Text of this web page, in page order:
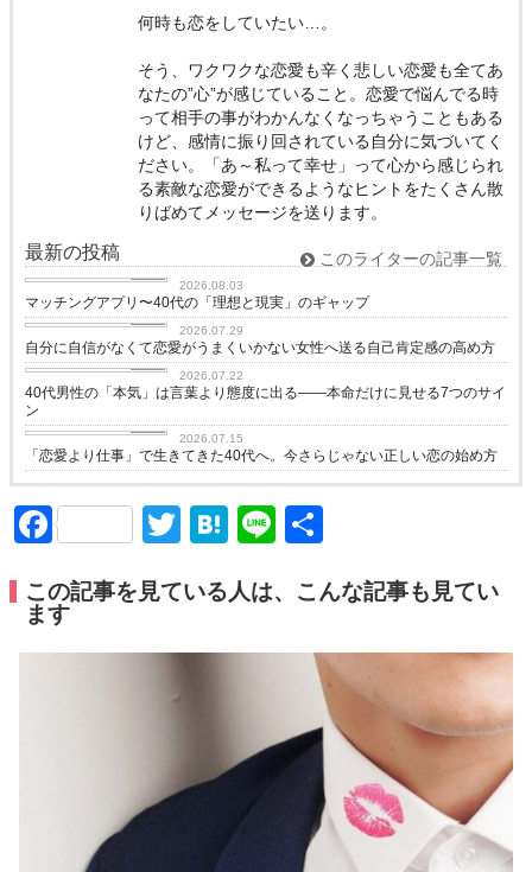
何時も恋をしていたい…。
そう、ワクワクな恋愛も辛く悲しい恋愛も全てあ
なたの”心”が感じていること。恋愛で悩んでる時
って相手の事がわかんなくなっちゃうこともある
けど、感情に振り回されている自分に気づいてく
ださい。「あ～私って幸せ」って心から感じられ
る素敵な恋愛ができるようなヒントをたくさん散
りばめてメッセージを送ります。
最新の投稿 このライターの記事一覧
2026.08.03
マッチングアプリ〜40代の「理想と現実」のギャップ
love
2026.07.29
自分に自信がなくて恋愛がうまくいかない女性へ送る自己肯定感の高め方
love
2026.07.22
40代男性の「本気」は言葉より態度に出る——本命だけに見せる7つのサイ
ン
love
2026.07.15
「恋愛より仕事」で生きてきた40代へ。今さらじゃない正しい恋の始め方
FacebookTwitter
Hatena
Line
この記事を見ている人は、こんな記事も見てい
ます